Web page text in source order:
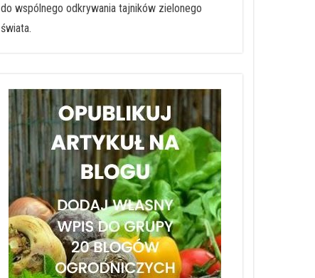
do wspólnego odkrywania tajników zielonego
świata.